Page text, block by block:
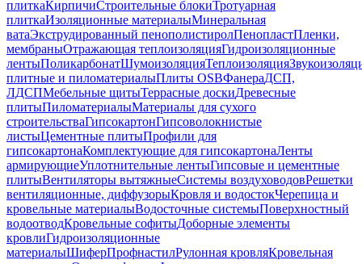
плиткаКирпичиСтроительные блокиТротуарная
плиткаИзоляционные материалыМинеральная
ватаЭкструдированный пенополистиролПенопластПленки,
мембраныОтражающая теплоизоляцияГидроизоляционные
лентыПоликарбонатШумоизоляцияТеплоизоляция
плитные и пиломатериалыПлиты OSBФанераДСП,
ЛДСПМебельные щитыТеррасные доскиДревесные
плитыПиломатериалыМатериалы для сухого
строительстваГипсокартонГипсоволокнистые
листыЦементные плитыПрофили для
гипсокартонаКомплектующие для гипсокартонаЛенты
армирующиеУплотнительные лентыГипсовые и цементные
плитыВентиляторы вытяжныеСистемы воздуховодовРешетки
вентиляционные, диффузорыКровля и водостокЧерепица и
кровельные материалыВодосточные системыПоверхностный
водоотводКровельные софитыДоборные элементы
кровлиГидроизоляционные
материалыШиферПрофнастилРулонная кровляКровельная